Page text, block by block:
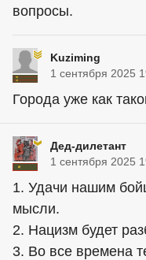
вопросы.
Kuziming
1 сентября 2025
Города уже как
Дед-дилетант
1 сентября 2025
1. Удачи нашим
мысли.
2. Нацизм будет
3. Во все времена